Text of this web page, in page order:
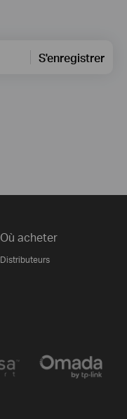
S'enregistrer
Où acheter
Distributeurs